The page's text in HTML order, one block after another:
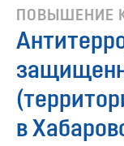
ПОВЫШЕНИЕ
в